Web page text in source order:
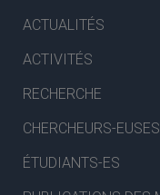
ACTUALITÉS
ACTIVITÉS
RECHERCHE
CHERCHEURS-EUSES
ÉTUDIANTS-ES